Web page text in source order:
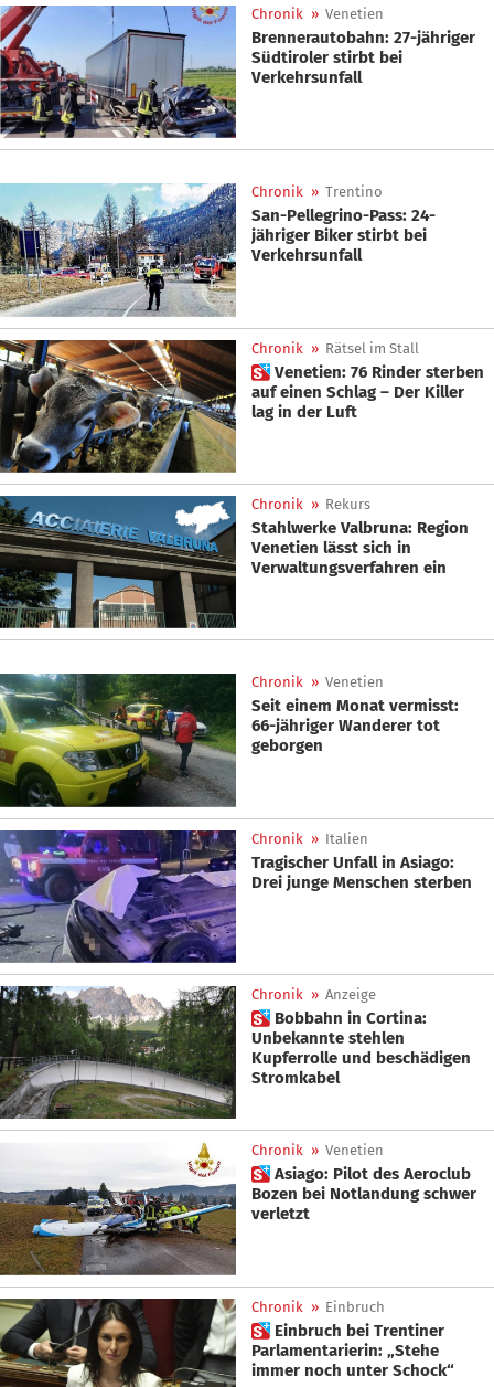
Chronik » Venetien
Brennerautobahn: 27-jähriger
Südtiroler stirbt bei
Verkehrsunfall
Chronik » Trentino
San-Pellegrino-Pass: 24-
jähriger Biker stirbt bei
Verkehrsunfall
Chronik » Rätsel im Stall
 Venetien: 76 Rinder sterben
auf einen Schlag – Der Killer
lag in der Luft
Chronik » Rekurs
Stahlwerke Valbruna: Region
Venetien lässt sich in
Verwaltungsverfahren ein
Chronik » Venetien
Seit einem Monat vermisst:
66-jähriger Wanderer tot
geborgen
Chronik » Italien
Tragischer Unfall in Asiago:
Drei junge Menschen sterben
Chronik » Anzeige
 Bobbahn in Cortina:
Unbekannte stehlen
Kupferrolle und beschädigen
Stromkabel
Chronik » Venetien
 Asiago: Pilot des Aeroclub
Bozen bei Notlandung schwer
verletzt
Chronik » Einbruch
 Einbruch bei Trentiner
Parlamentarierin: „Stehe
immer noch unter Schock“